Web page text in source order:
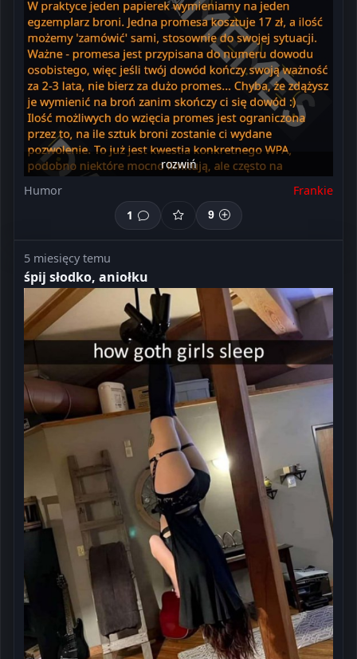
rozwiń
Humor
Frankie
1
9
5 miesięcy temu
śpij słodko, aniołku